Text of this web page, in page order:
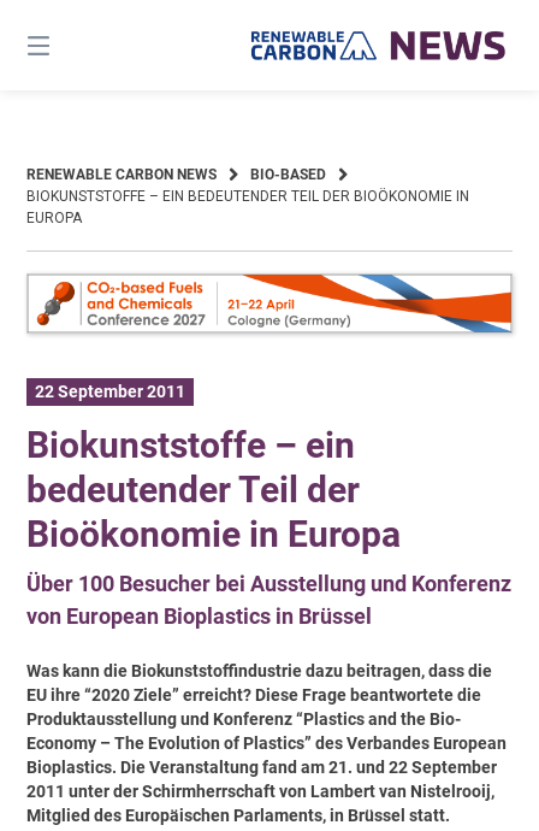
content
RENEWABLE CARBON NEWS
BIO-BASED
BIOKUNSTSTOFFE – EIN BEDEUTENDER TEIL DER BIOÖKONOMIE IN
EUROPA
22 September 2011
Biokunststoffe – ein
bedeutender Teil der
Bioökonomie in Europa
Über 100 Besucher bei Ausstellung und Konferenz
von European Bioplastics in Brüssel
Was kann die Biokunststoffindustrie dazu beitragen, dass die
EU ihre “2020 Ziele” erreicht? Diese Frage beantwortete die
Produktausstellung und Konferenz “Plastics and the Bio-
Economy – The Evolution of Plastics” des Verbandes European
Bioplastics. Die Veranstaltung fand am 21. und 22 September
2011 unter der Schirmherrschaft von Lambert van Nistelrooij,
Mitglied des Europäischen Parlaments, in Brüssel statt.